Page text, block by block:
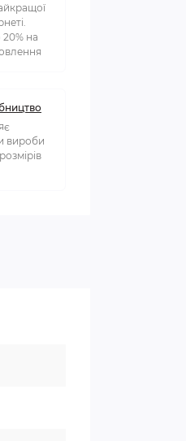
на
вироби